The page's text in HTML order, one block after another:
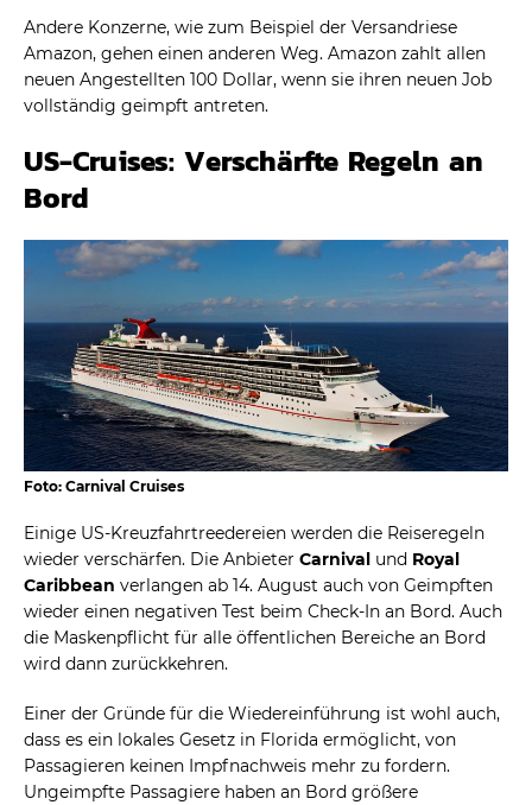
Andere Konzerne, wie zum Beispiel der Versandriese
Amazon, gehen einen anderen Weg. Amazon zahlt allen
neuen Angestellten 100 Dollar, wenn sie ihren neuen Job
vollständig geimpft antreten.
US-Cruises: Verschärfte Regeln an
Bord
Foto: Carnival Cruises
Einige US-Kreuzfahrtreedereien werden die Reiseregeln
wieder verschärfen. Die Anbieter Carnival und Royal
Caribbean verlangen ab 14. August auch von Geimpften
wieder einen negativen Test beim Check-In an Bord. Auch
die Maskenpflicht für alle öffentlichen Bereiche an Bord
wird dann zurückkehren.
Einer der Gründe für die Wiedereinführung ist wohl auch,
dass es ein lokales Gesetz in Florida ermöglicht, von
Passagieren keinen Impfnachweis mehr zu fordern.
Ungeimpfte Passagiere haben an Bord größere